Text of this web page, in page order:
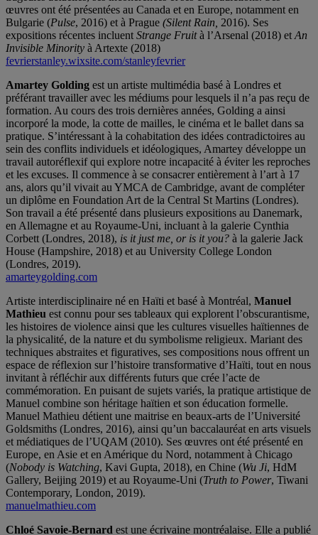
œuvres ont été présentées au Canada et en Europe, notamment en
Bulgarie (Pulse, 2016) et à Prague (Silent Rain, 2016). Ses
expositions récentes incluent Strange Fruità l’Arsenal (2018) et An
Invisible Minority à Artexte (2018)
fevrierstanley.wixsite.com/stanleyfevrier
Amartey Golding est un artiste multimédia basé à Londres et
préférant travailler avec les médiums pour lesquels il n’a pas reçu de
formation. Au cours des trois dernières années, Golding a ainsi
incorporé la mode, la cotte de mailles, le cinéma et le ballet dans sa
pratique. S’intéressant à la cohabitation des idées contradictoires au
sein des conflits individuels et idéologiques, Amartey développe un
travail autoréflexif qui explore notre incapacité à éviter les reproches
et les excuses. Il commence à se consacrer entièrement à l’art à 17
ans, alors qu’il vivait au YMCA de Cambridge, avant de compléter
un diplôme en Foundation Art de la Central St Martins (Londres).
Son travail a été présenté dans plusieurs expositions au Danemark,
en Allemagne et au Royaume-Uni, incluant à la galerie Cynthia
Corbett (Londres, 2018), is it just me, or is it you? à la galerie Jack
House (Hampshire, 2018) et au University College London
(Londres, 2019).
amarteygolding.com
Artiste interdisciplinaire né en Haïti et basé à Montréal, Manuel
Mathieu est connu pour ses tableaux qui explorent l’obscurantisme,
les histoires de violence ainsi que les cultures visuelles haïtiennes de
la physicalité, de la nature et du symbolisme religieux. Mariant des
techniques abstraites et figuratives, ses compositions nous offrent un
espace de réflexion sur l’histoire transformative d’Haïti, tout en nous
invitant à réfléchir aux différents futurs que crée l’acte de
commémoration. En puisant de sujets variés, la pratique artistique de
Manuel combine son héritage haïtien et son éducation formelle.
Manuel Mathieu détient une maitrise en beaux-arts de l’Université
Goldsmiths (Londres, 2016), ainsi qu’un baccalauréat en arts visuels
et médiatiques de l’UQAM (2010). Ses œuvres ont été présenté en
Europe, en Asie et en Amérique du Nord, notamment à Chicago
(Nobody is Watching, Kavi Gupta, 2018), en Chine (Wu Ji, HdM
Gallery, Beijing 2019) et au Royaume-Uni (Truth to Power, Tiwani
Contemporary, London, 2019).
manuelmathieu.com
Chloé Savoie-Bernard est une écrivaine montréalaise. Elle a publié